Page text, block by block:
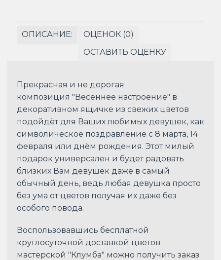
ОПИСАНИЕ:
ОЦЕНОК (0)
ОСТАВИТЬ ОЦЕНКУ
Прекрасная и не дорогая
композиция "Весеннее настроение" в
декоративном ящичке из свежих цветов
подойдёт для Ваших любимых девушек, как
символическое поздравление с 8 марта, 14
февраля или днём рождения. Этот милый
подарок универсален и будет радовать
близких Вам девушек даже в самый
обычный день, ведь любая девушка просто
без ума от цветов получая их даже без
особого повода.
Воспользовавшись бесплатной
круглосуточной доставкой цветов
мастерской "Клумба" можно получить заказ